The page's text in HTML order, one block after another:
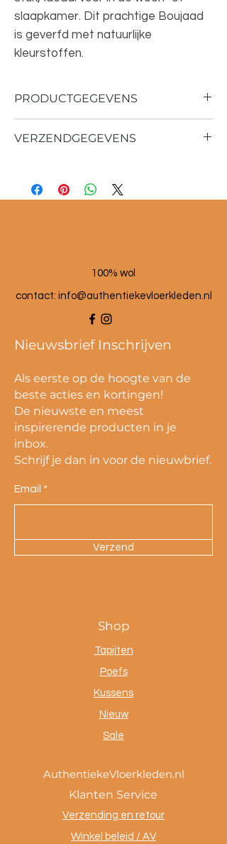
slaapkamer. Dit prachtige Boujaad
is geverfd met natuurlijke
kleurstoffen.
PRODUCTGEGEVENS
Materiaal: 100% schapenwol
190x366 cm
VERZENDGEGEVENS
100% wol
contact: info@authentiekevloerkleden.nl
Nieuwsbrief Inschrijven
Als eerste op de hoogte van de
beste acties en kortingen!
De nieuwste en meest
inspirerende producten in je
inbox.
Schrijf je dan in voor de nieuwbrief.
Email
Verzend
Shop
Tapijten
Poefs
Kussens
Nieuw
Sale
AuthentiekeVloerkleden.nl
Klanten Service
Verzending en retour
Winkel beleid / AV